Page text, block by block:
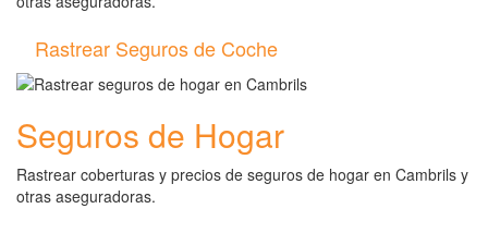
Rastrear Seguros de Coche
Seguros de Hogar
Rastrear coberturas y precios de seguros de hogar en Cambrils y
otras aseguradoras.